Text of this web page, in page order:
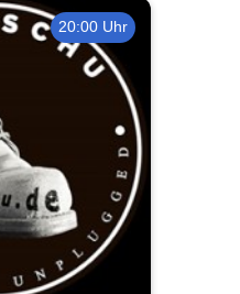
20:00 Uhr